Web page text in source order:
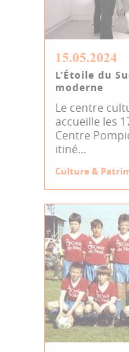
15.05.2024
L’Étoile du
moderne
Le centre
accueille les
Centre
itiné...
Culture &